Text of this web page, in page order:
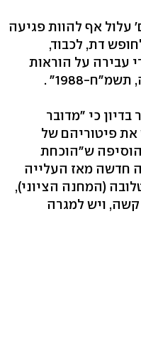
אף להוות פגיעה
דת, לכבוד,
עבירה על הוראות
1988" .
בדיון כי "מדובר
את פיטוריהם של
הוסיפה ש"הוכחת
חדשה מאז העלייה
(המחנה הציוני),
קשה, ויש למגרה